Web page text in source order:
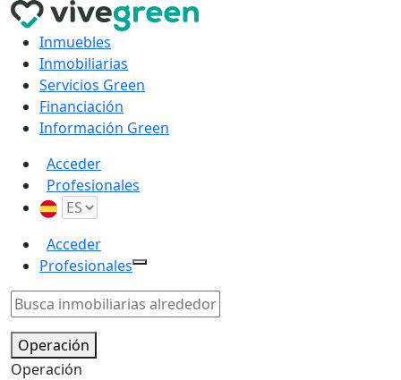
Inmuebles
Inmobiliarias
Servicios Green
Financiación
Información Green
Acceder
Profesionales
Acceder
Profesionales
Operación
Operación